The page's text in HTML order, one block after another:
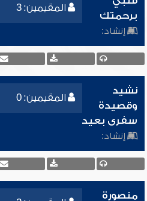
المقيمين: 3
برحمتك
إنشاد:
المقيمين: 0
نشيد
وقصيدة
سفرى بعيد
إنشاد:
منصورة